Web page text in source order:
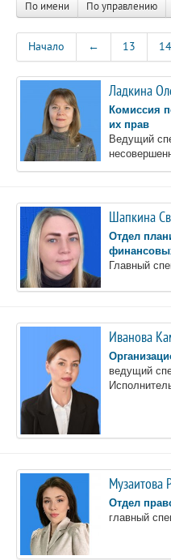
По имени По управлению
Начало ← 13 14
Ладкина
Комиссия
их прав
Ведущий
Шапкина
Отдел
Главный
Иванова
ведущий
Музаитова
Отдел
главный